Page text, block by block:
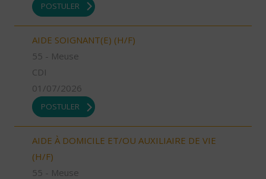
POSTULER
AIDE SOIGNANT(E) (H/F)
55 - Meuse
CDI
01/07/2026
POSTULER
AIDE À DOMICILE ET/OU AUXILIAIRE DE VIE
(H/F)
55 - Meuse